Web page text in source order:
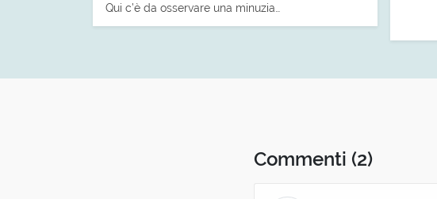
Qui c’è da osservare una minuzia…
Commenti (2)